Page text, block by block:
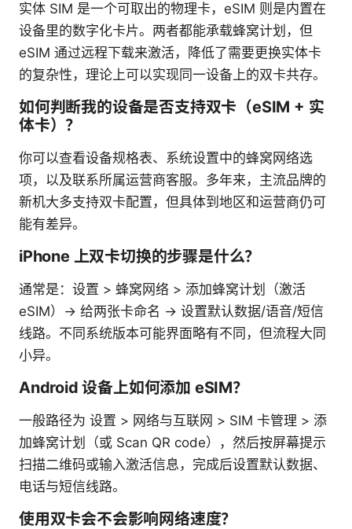
实体 SIM 是一个可取出的物理卡，eSIM 则是内置在
设备里的数字化卡片。两者都能承载蜂窝计划，但
eSIM 通过远程下载来激活，降低了需要更换实体卡
的复杂性，理论上可以实现同一设备上的双卡共存。
如何判断我的设备是否支持双卡（eSIM + 实
体卡）？
你可以查看设备规格表、系统设置中的蜂窝网络选
项，以及联系所属运营商客服。多年来，主流品牌的
新机大多支持双卡配置，但具体到地区和运营商仍可
能有差异。
iPhone 上双卡切换的步骤是什么？
通常是：设置 > 蜂窝网络 > 添加蜂窝计划（激活
eSIM）→ 给两张卡命名 → 设置默认数据/语音/短信
线路。不同系统版本可能界面略有不同，但流程大同
小异。
Android 设备上如何添加 eSIM？
一般路径为 设置 > 网络与互联网 > SIM 卡管理 > 添
加蜂窝计划（或 Scan QR code），然后按屏幕提示
扫描二维码或输入激活信息，完成后设置默认数据、
电话与短信线路。
使用双卡会不会影响网络速度？